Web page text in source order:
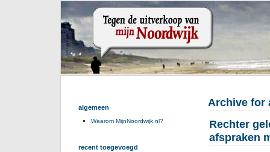
Archive for
Rechter
afspraken
algemeen
Waarom MijnNoordwijk.nl?
recent toegevoegd